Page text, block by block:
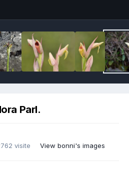
Parl.
visite View bonni's images